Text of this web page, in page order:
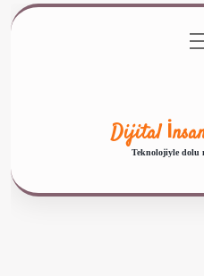
Gizlilik aç
Dijital
Teknolojiyle dolu